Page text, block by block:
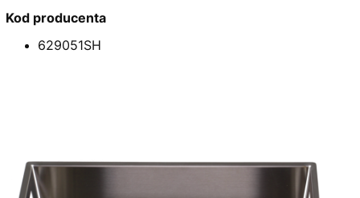
Kod producenta
629051SH